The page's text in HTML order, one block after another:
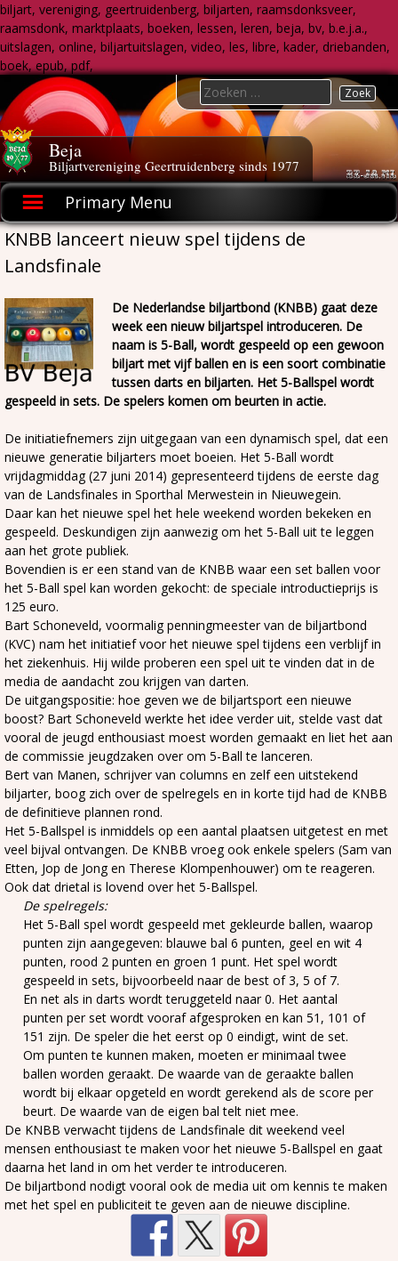
biljart, vereniging, geertruidenberg, biljarten, raamsdonksveer,
raamsdonk, marktplaats, boeken, lessen, leren, beja, bv, b.e.j.a.,
uitslagen, online, biljartuitslagen, video, les, libre, kader, driebanden,
boek, epub, pdf,
to
content
Beja
Biljartvereniging Geertruidenberg sinds 1977
Primary Menu
Search
for:
KNBB lanceert nieuw spel tijdens de
Landsfinale
De Nederlandse biljartbond (KNBB) gaat deze
week een nieuw biljartspel introduceren. De
naam is 5-Ball, wordt gespeeld op een gewoon
biljart met vijf ballen en is een soort combinatie
tussen darts en biljarten. Het 5-Ballspel wordt
gespeeld in sets. De spelers komen om beurten in actie.
De initiatiefnemers zijn uitgegaan van een dynamisch spel, dat een
nieuwe generatie biljarters moet boeien. Het 5-Ball wordt
vrijdagmiddag (27 juni 2014) gepresenteerd tijdens de eerste dag
van de Landsfinales in Sporthal Merwestein in Nieuwegein.
Daar kan het nieuwe spel het hele weekend worden bekeken en
gespeeld. Deskundigen zijn aanwezig om het 5-Ball uit te leggen
aan het grote publiek.
Bovendien is er een stand van de KNBB waar een set ballen voor
het 5-Ball spel kan worden gekocht: de speciale introductieprijs is
125 euro.
Bart Schoneveld, voormalig penningmeester van de biljartbond
(KVC) nam het initiatief voor het nieuwe spel tijdens een verblijf in
het ziekenhuis. Hij wilde proberen een spel uit te vinden dat in de
media de aandacht zou krijgen van darten.
De uitgangspositie: hoe geven we de biljartsport een nieuwe
boost? Bart Schoneveld werkte het idee verder uit, stelde vast dat
vooral de jeugd enthousiast moest worden gemaakt en liet het aan
de commissie jeugdzaken over om 5-Ball te lanceren.
Bert van Manen, schrijver van columns en zelf een uitstekend
biljarter, boog zich over de spelregels en in korte tijd had de KNBB
de definitieve plannen rond.
Het 5-Ballspel is inmiddels op een aantal plaatsen uitgetest en met
veel bijval ontvangen. De KNBB vroeg ook enkele spelers (Sam van
Etten, Jop de Jong en Therese Klompenhouwer) om te reageren.
Ook dat drietal is lovend over het 5-Ballspel.
De spelregels:
Het 5-Ball spel wordt gespeeld met gekleurde ballen, waarop
punten zijn aangegeven: blauwe bal 6 punten, geel en wit 4
punten, rood 2 punten en groen 1 punt. Het spel wordt
gespeeld in sets, bijvoorbeeld naar de best of 3, 5 of 7.
En net als in darts wordt teruggeteld naar 0. Het aantal
punten per set wordt vooraf afgesproken en kan 51, 101 of
151 zijn. De speler die het eerst op 0 eindigt, wint de set.
Om punten te kunnen maken, moeten er minimaal twee
ballen worden geraakt. De waarde van de geraakte ballen
wordt bij elkaar opgeteld en wordt gerekend als de score per
beurt. De waarde van de eigen bal telt niet mee.
De KNBB verwacht tijdens de Landsfinale dit weekend veel
mensen enthousiast te maken voor het nieuwe 5-Ballspel en gaat
daarna het land in om het verder te introduceren.
De biljartbond nodigt vooral ook de media uit om kennis te maken
met het spel en publiciteit te geven aan de nieuwe discipline.